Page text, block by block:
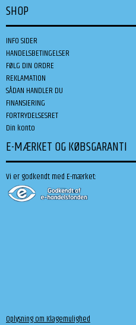
SHOP
INFO SIDER
HANDELSBETINGELSER
FØLG DIN ORDRE
REKLAMATION
SÅDAN HANDLER DU
FINANSIERING
FORTRYDELSESRET
Din konto
E-MÆRKET OG KØBSGARANTI
Vi er godkendt med E-mærket:
Oplysning om Klagemulighed